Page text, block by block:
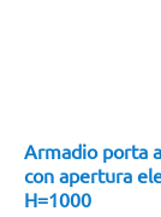
Armadio porta
con apertura
H=1000